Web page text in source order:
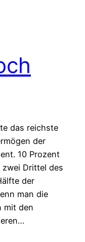
das reichste
der
10 Prozent
Drittel des
der
man die
mit den